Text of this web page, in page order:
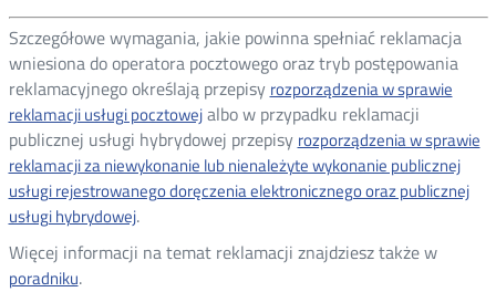
Szczegółowe wymagania, jakie powinna spełniać reklamacja
wniesiona do operatora pocztowego oraz tryb postępowania
reklamacyjnego określają przepisy rozporządzenia w sprawie
reklamacji usługi pocztowejNowa
karta
albo w przypadku reklamacji
publicznej usługi hybrydowej przepisy rozporządzenia w sprawie
reklamacji za niewykonanie lub nienależyte wykonanie publicznej
usługi rejestrowanego doręczenia elektronicznego oraz publicznej
usługi hybrydowej.
Więcej informacji na temat reklamacji znajdziesz także w
poradnikuNowa
.